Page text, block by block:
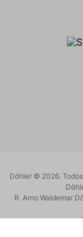
Döhler © 2026.
R. Arno Waldemar